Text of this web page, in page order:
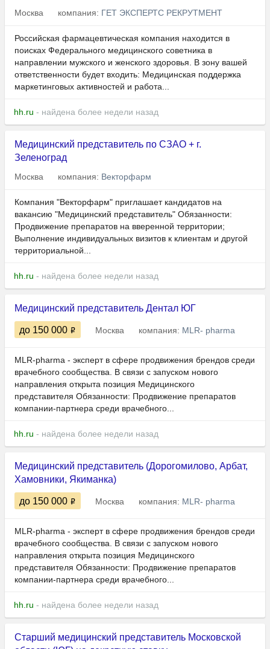
Москва компания: ГЕТ ЭКСПЕРТС РЕКРУТМЕНТ
Российская фармацевтическая компания находится в
поисках Федерального медицинского советника в
направлении мужского и женского здоровья. В зону вашей
ответственности будет входить: Медицинская поддержка
маркетинговых активностей и работа...
hh.ru - найдена более недели назад
Медицинский представитель по СЗАО + г.
Зеленоград
Москва компания: Векторфарм
Компания "Векторфарм" приглашает кандидатов на
вакансию "Медицинский представитель" Обязанности:
Продвижение препаратов на вверенной территории;
Выполнение индивидуальных визитов к клиентам и другой
территориальной...
hh.ru - найдена более недели назад
Медицинский представитель Дентал ЮГ
до 150 000 Москва компания: MLR- pharma
MLR-pharma - эксперт в сфере продвижения брендов среди
врачебного сообщества. В связи с запуском нового
направления открыта позиция Медицинского
представителя Обязанности: Продвижение препаратов
компании-партнера среди врачебного...
hh.ru - найдена более недели назад
Медицинский представитель (Дорогомилово, Арбат,
Хамовники, Якиманка)
до 150 000 Москва компания: MLR- pharma
MLR-pharma - эксперт в сфере продвижения брендов среди
врачебного сообщества. В связи с запуском нового
направления открыта позиция Медицинского
представителя Обязанности: Продвижение препаратов
компании-партнера среди врачебного...
hh.ru - найдена более недели назад
Старший медицинский представитель Московской